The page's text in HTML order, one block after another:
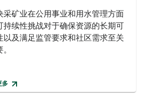
采矿业在公用事业和用水管理方面
持续性挑战对于确保资源的长期可
以及满足监管要求和社区需求至关
多